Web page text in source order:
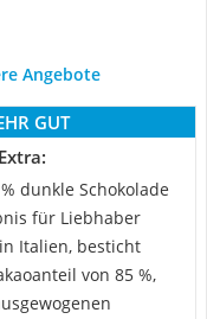
Angebote
GUT
dunkle Schokolade
für Liebhaber
Italien, besticht
von 85 %,